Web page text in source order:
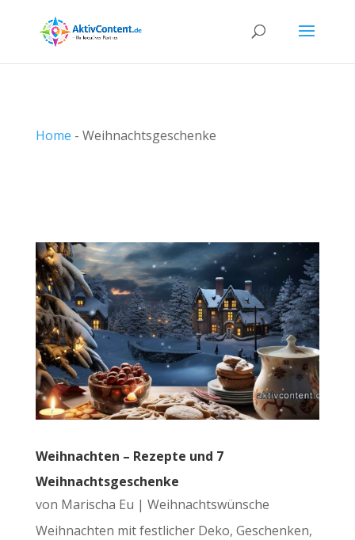
Home - Weihnachtsgeschenke
Weihnachten – Rezepte und 7
Weihnachtsgeschenke
von Marischa Eu | Weihnachtswünsche
Weihnachten mit festlicher Deko, Geschenken,